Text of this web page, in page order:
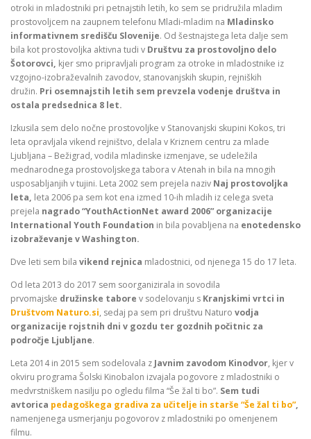
otroki in mladostniki pri petnajstih letih, ko sem se pridružila mladim
prostovoljcem na zaupnem telefonu Mladi-mladim na Mladinsko
informativnem središču Slovenije. Od šestnajstega leta dalje sem
bila kot prostovoljka aktivna tudi v Društvu za prostovoljno delo
Šotorovci, kjer smo pripravljali program za otroke in mladostnike iz
vzgojno-izobraževalnih zavodov, stanovanjskih skupin, rejniških
družin. Pri osemnajstih letih sem prevzela vodenje društva in
ostala predsednica 8 let.
Izkusila sem delo nočne prostovoljke v Stanovanjski skupini Kokos, tri
leta opravljala vikend rejništvo, delala v Kriznem centru za mlade
Ljubljana – Bežigrad, vodila mladinske izmenjave, se udeležila
mednarodnega prostovoljskega tabora v Atenah in bila na mnogih
usposabljanjih v tujini. Leta 2002 sem prejela naziv Naj prostovoljka
leta, leta 2006 pa sem kot ena izmed 10-ih mladih iz celega sveta
prejela nagrado “YouthActionNet award 2006” organizacije
International Youth Foundation in bila povabljena na enotedensko
izobraževanje v Washington.
Dve leti sem bila vikend rejnica mladostnici, od njenega 15 do 17 leta.
Od leta 2013 do 2017 sem soorganizirala in sovodila
prvomajske družinske tabore v sodelovanju s Kranjskimi vrtci in
Društvom Naturo.si, sedaj pa sem pri društvu Naturo vodja
organizacije rojstnih dni v gozdu ter gozdnih počitnic za
področje Ljubljane.
Leta 2014 in 2015 sem sodelovala z Javnim zavodom Kinodvor, kjer v
okviru programa Šolski Kinobalon izvajala pogovore z mladostniki o
medvrstniškem nasilju po ogledu filma “Še žal ti bo”. Sem tudi
avtorica pedagoškega gradiva za učitelje in starše “Še žal ti bo”,
namenjenega usmerjanju pogovorov z mladostniki po omenjenem
filmu.